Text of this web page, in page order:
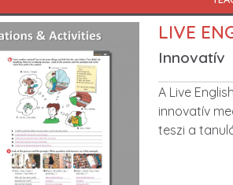
LIVE
Innovatív
Leírás
A Live
innovatív
teszi a